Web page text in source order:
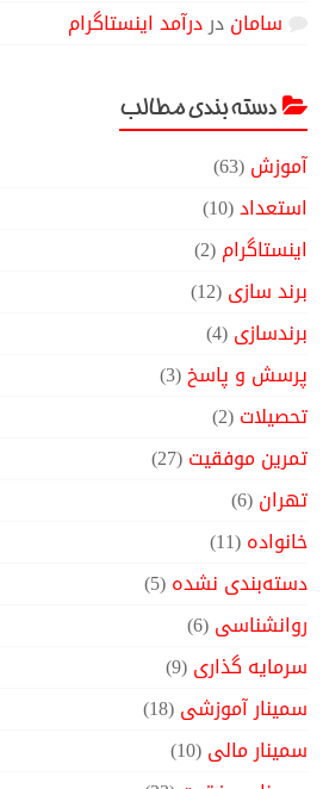
ساماندردرآمد اینستاگرام
دسته بندی مطالب
آموزش(63)
استعداد(10)
اینستاگرام(2)
برند سازی(12)
برندسازی(4)
پرسش و پاسخ(3)
تحصیلات(2)
تمرین موفقیت(27)
تهران(6)
خانواده(11)
دسته‌بندی نشده(5)
روانشناسی(6)
سرمایه گذاری(9)
سمینار آموزشی(18)
سمینار مالی(10)